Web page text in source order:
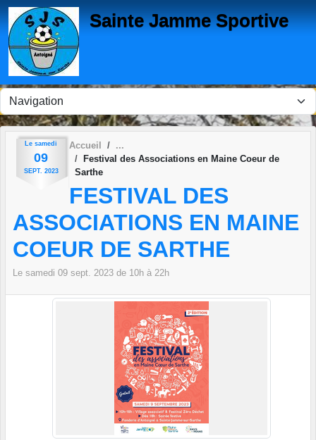
Sainte Jamme Sportive
Le samedi
09
SEPT. 2023
Accueil
Festival des Associations en Maine Coeur de
Sarthe
FESTIVAL DES
ASSOCIATIONS EN MAINE
COEUR DE SARTHE
Le samedi 09 sept. 2023 de 10h à 22h
Panneau de gestion des cookies